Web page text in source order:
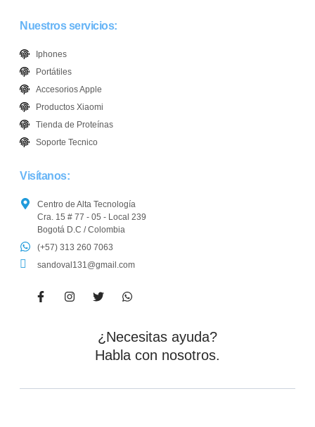
Nuestros servicios:
Iphones
Portátiles
Accesorios Apple
Productos Xiaomi
Tienda de Proteínas
Soporte Tecnico
Visítanos:
Centro de Alta Tecnología
Cra. 15 # 77 - 05 - Local 239
Bogotá D.C / Colombia
(+57) 313 260 7063
sandoval131@gmail.com
¿Necesitas ayuda?
Habla con nosotros.